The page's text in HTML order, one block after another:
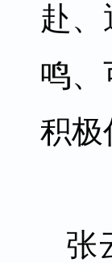
赴
鸣、
积极
张